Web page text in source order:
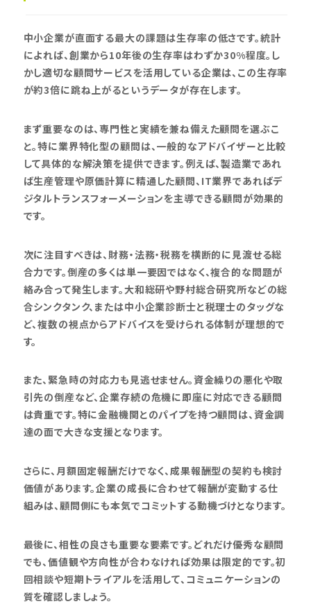
中小企業が直面する最大の課題は生存率の低さです。統計
によれば、創業から10年後の生存率はわずか30%程度。し
かし適切な顧問サービスを活用している企業は、この生存率
が約3倍に跳ね上がるというデータが存在します。
まず重要なのは、専門性と実績を兼ね備えた顧問を選ぶこ
と。特に業界特化型の顧問は、一般的なアドバイザーと比較
して具体的な解決策を提供できます。例えば、製造業であれ
ば生産管理や原価計算に精通した顧問、IT業界であればデ
ジタルトランスフォーメーションを主導できる顧問が効果的
です。
次に注目すべきは、財務・法務・税務を横断的に見渡せる総
合力です。倒産の多くは単一要因ではなく、複合的な問題が
絡み合って発生します。大和総研や野村総合研究所などの総
合シンクタンク、または中小企業診断士と税理士のタッグな
ど、複数の視点からアドバイスを受けられる体制が理想的で
す。
また、緊急時の対応力も見逃せません。資金繰りの悪化や取
引先の倒産など、企業存続の危機に即座に対応できる顧問
は貴重です。特に金融機関とのパイプを持つ顧問は、資金調
達の面で大きな支援となります。
さらに、月額固定報酬だけでなく、成果報酬型の契約も検討
価値があります。企業の成長に合わせて報酬が変動する仕
組みは、顧問側にも本気でコミットする動機づけとなります。
最後に、相性の良さも重要な要素です。どれだけ優秀な顧問
でも、価値観や方向性が合わなければ効果は限定的です。初
回相談や短期トライアルを活用して、コミュニケーションの
質を確認しましょう。